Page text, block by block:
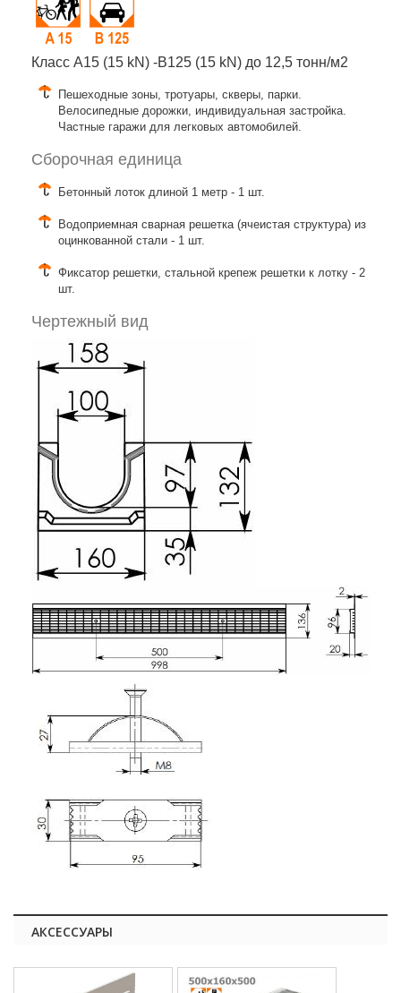
Класс A15 (15 kN) -B125 (15 kN) до 12,5 тонн/м2
Пешеходные зоны, тротуары, скверы, парки.
Велосипедные дорожки, индивидуальная застройка.
Частные гаражи для легковых автомобилей.
Сборочная единица
Бетонный лоток длиной 1 метр - 1 шт.
Водоприемная сварная решетка (ячеистая структура) из
оцинкованной стали - 1 шт.
Фиксатор решетки, стальной крепеж решетки к лотку - 2
шт.
Чертежный вид
АКСЕССУАРЫ